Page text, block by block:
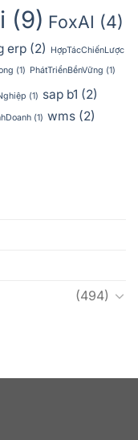
(9) FoxAI (4)
erp (2)
HợpTácChiếnLược
(1) PhátTriểnBềnVững (1)
(1) sap b1 (2)
(1) wms (2)
(494)